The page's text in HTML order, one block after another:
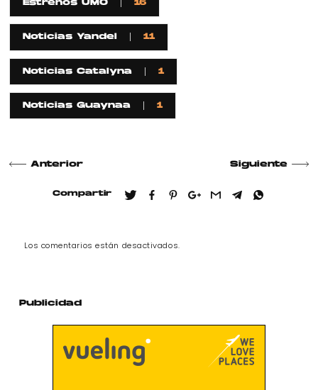
Estrenos UMO 16
Noticias Yandel 11
Noticias Catalyna 1
Noticias Guaynaa 1
Anterior Siguiente
Compartir
Los comentarios están desactivados.
Publicidad